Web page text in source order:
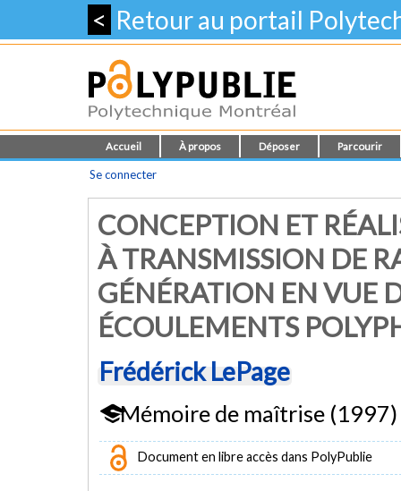
< Retour au portail
Accueil À propos Déposer Parcourir
Se connecter
CONCEPTION ET
À TRANSMISSION DE
GÉNÉRATION EN VUE
ÉCOULEMENTS
Frédérick LePage
Mémoire de maîtrise (1997)
Document en libre accès dans PolyPublie